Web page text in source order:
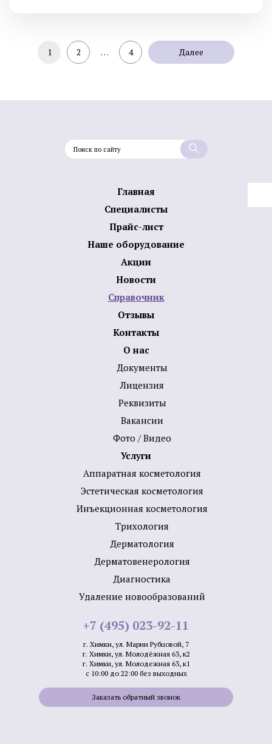
1 2 … 4 Далее
Главная
Специалисты
Прайс-лист
Наше оборудование
Акции
Новости
Справочник
Отзывы
Контакты
О нас
Документы
Лицензия
Реквизиты
Вакансии
Фото / Видео
Услуги
Аппаратная косметология
Эстетическая косметология
Инъекционная косметология
Трихология
Дермато­логия
Дерматовенерология
Диагностика
Удаление новообразований
+7 (495) 023-92-11
г. Химки, ул. Марии Рубцовой, 7
г. Химки, ул. Молодёжная 63, к2
г. Химки, ул. Молодежная 63, к1
с 10:00 до 22:00 без выходных
Заказать обратный звонок